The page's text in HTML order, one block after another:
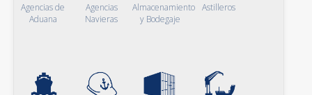
Agencias de
Aduana
Agencias
Navieras
Almacenamiento
y Bodegaje
Astilleros